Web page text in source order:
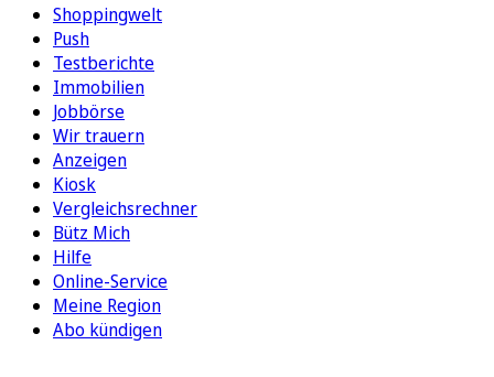
Shoppingwelt
Push
Testberichte
Immobilien
Jobbörse
Wir trauern
Anzeigen
Kiosk
Vergleichsrechner
Bütz Mich
Hilfe
Online-Service
Meine Region
Abo kündigen